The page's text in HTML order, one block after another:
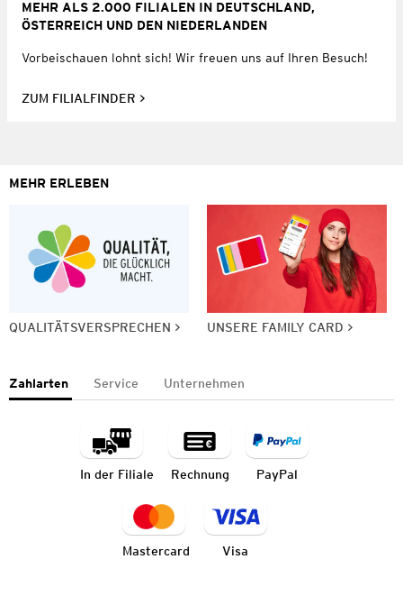
MEHR ALS 2.000 FILIALEN IN DEUTSCHLAND,
ÖSTERREICH UND DEN NIEDERLANDEN
Vorbeischauen lohnt sich! Wir freuen uns auf Ihren Besuch!
ZUM FILIALFINDER
MEHR ERLEBEN
QUALITÄTSVERSPRECHEN UNSERE FAMILY CARD
Zahlarten Service Unternehmen
In der Filiale Rechnung PayPal
Mastercard Visa